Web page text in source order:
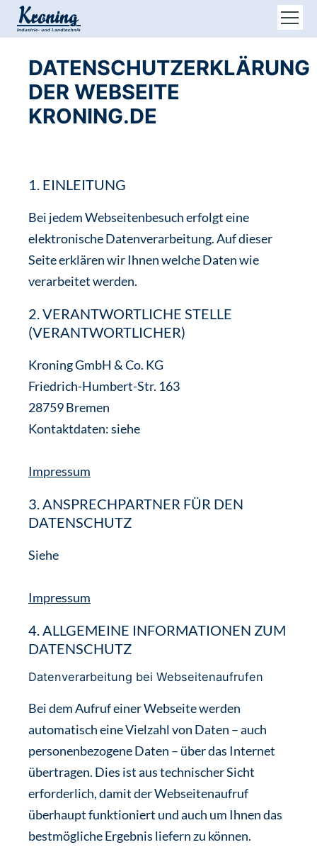
DATENSCHUTZERKLÄRUNG
DER WEBSEITE
KRONING.DE
1. EINLEITUNG
Bei jedem Webseitenbesuch erfolgt eine
elektronische Datenverarbeitung. Auf dieser
Seite erklären wir Ihnen welche Daten wie
verarbeitet werden.
2. VERANTWORTLICHE STELLE
(VERANTWORTLICHER)
Kroning GmbH & Co. KG
Friedrich-Humbert-Str. 163
28759 Bremen
Kontaktdaten: siehe
Impressum
3. ANSPRECHPARTNER FÜR DEN
DATENSCHUTZ
Siehe
Impressum
4. ALLGEMEINE INFORMATIONEN ZUM
DATENSCHUTZ
Datenverarbeitung bei Webseitenaufrufen
Bei dem Aufruf einer Webseite werden
automatisch eine Vielzahl von Daten – auch
personenbezogene Daten – über das Internet
übertragen. Dies ist aus technischer Sicht
erforderlich, damit der Webseitenaufruf
überhaupt funktioniert und auch um Ihnen das
bestmögliche Ergebnis liefern zu können.